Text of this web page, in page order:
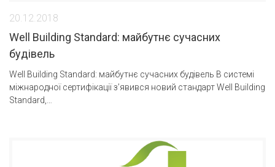
20.12.2018
Well Building Standard: майбутнє сучасних
будівель
Well Building Standard: майбутнє сучасних будівель В системі
міжнародної сертифікації з’явився новий стандарт Well Building
Standard,…